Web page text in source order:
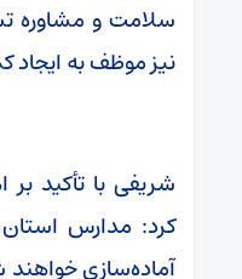
سلامت و مشاوره
نیز موظف به ایجاد
شریفی با تأکید
کرد: مدارس
آماده‌سازی